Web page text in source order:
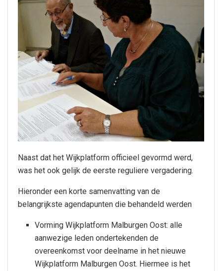
Naast dat het Wijkplatform officieel gevormd werd,
was het ook gelijk de eerste reguliere vergadering.
Hieronder een korte samenvatting van de
belangrijkste agendapunten die behandeld werden
Vorming Wijkplatform Malburgen Oost: alle
aanwezige leden ondertekenden de
overeenkomst voor deelname in het nieuwe
Wijkplatform Malburgen Oost. Hiermee is het